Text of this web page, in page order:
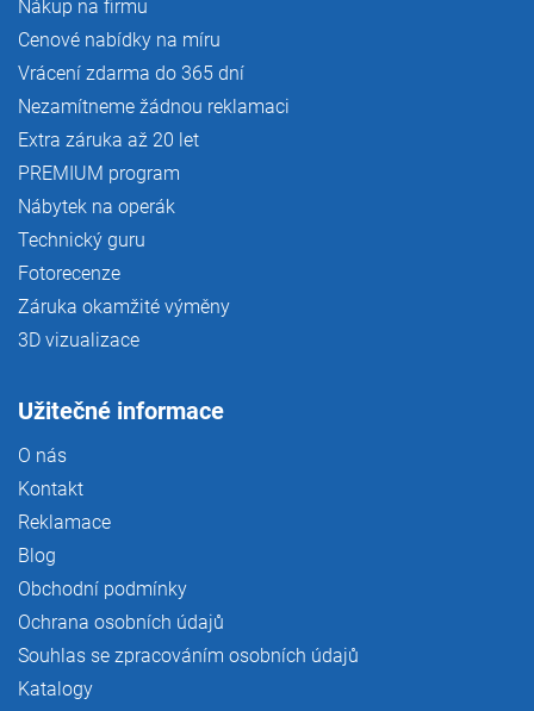
Nákup na firmu
Cenové nabídky na míru
Vrácení zdarma do 365 dní
Nezamítneme žádnou reklamaci
Extra záruka až 20 let
PREMIUM program
Nábytek na operák
Technický guru
Fotorecenze
Záruka okamžité výměny
3D vizualizace
Užitečné informace
O nás
Kontakt
Reklamace
Blog
Obchodní podmínky
Ochrana osobních údajů
Souhlas se zpracováním osobních údajů
Katalogy